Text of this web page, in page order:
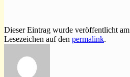
Dieser Eintrag wurde veröffentlicht am
Lesezeichen auf den permalink.